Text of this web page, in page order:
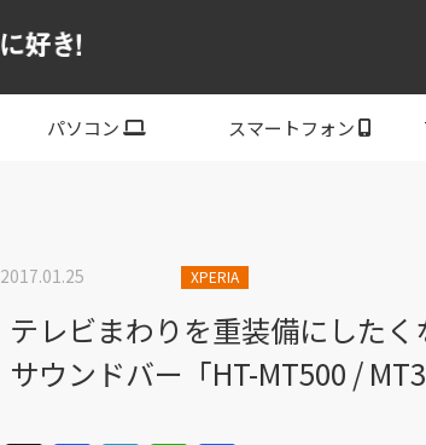
パソコン スマートフォン
2017.01.25 XPERIA
テレビまわりを重装備にした
サウンドバー「HT-MT500 /